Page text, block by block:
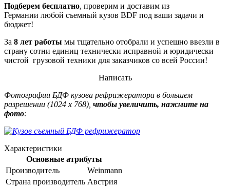
Подберем бесплатно, проверим и доставим из
Германии любой съемный кузов BDF под ваши задачи и
бюджет!
За 8 лет работы мы тщательно отобрали и успешно ввезли в
страну сотни единиц технически исправной и юридически
чистой грузовой техники для заказчиков со всей России!
Написать
Фотографии БДФ кузова рефрижератора в большем
разрешении (1024 х 768), чтобы увеличить, нажмите на
фото:
Характеристики
Основные атрибуты
Производитель
Weinmann
Страна производитель Австрия